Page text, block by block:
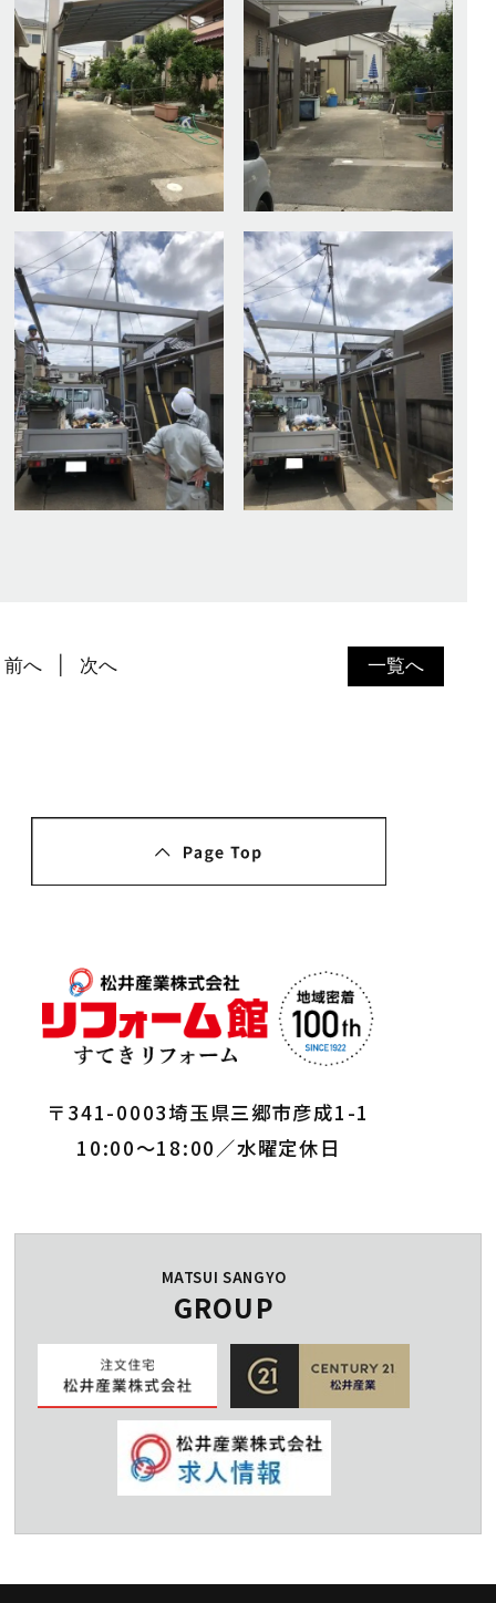
一覧へ
前へ 次へ
〒341-0003埼玉県三郷市彦成1-1
10:00～18:00／水曜定休日
MATSUI SANGYO
GROUP